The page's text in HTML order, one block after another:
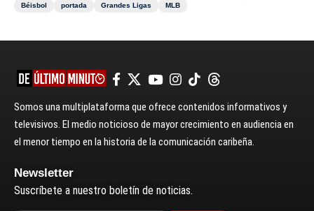
Béisbol
portada Grandes Ligas MLB
Somos una multiplataforma que ofrece contenidos informativos y
televisivos. El medio noticioso de mayor crecimiento en audiencia en
el menor tiempo en la historia de la comunicación caribeña.
Newsletter
Suscríbete a nuestro boletín de noticias.